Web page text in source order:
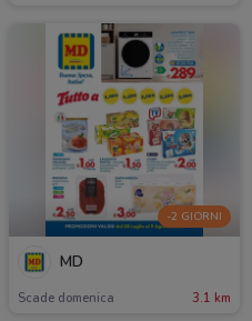
-2 GIORNI
MD
Scade domenica 3.1 km